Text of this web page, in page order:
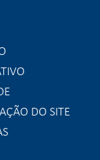
DO SITE